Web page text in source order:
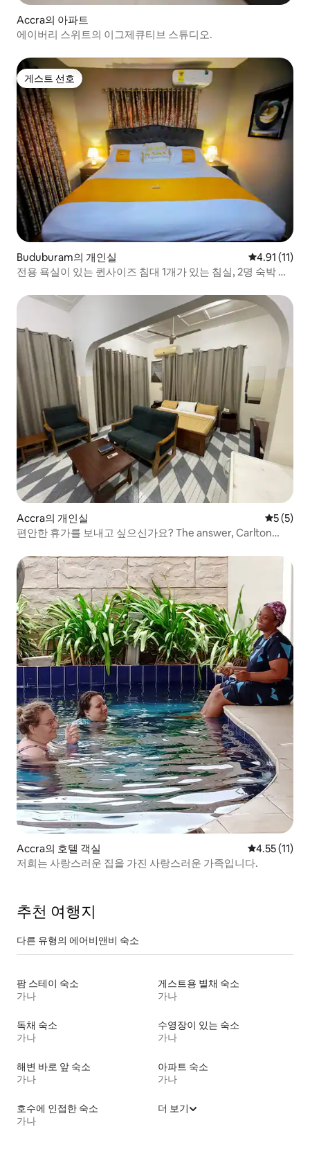
Accra의 아파트
에이버리 스위트의 이그제큐티브 스튜디오.
게스트 선호
게스트 선호
Buduburam의 개인실 평점 4.91점
4.91 (11)
전용 욕실이 있는 퀸사이즈 침대 1개가 있는 침실, 2명 숙박 가
Accra의 개인실 평점 5점
5 (5)
편안한 휴가를 보내고 싶으신가요? The answer, Carlton
Accra의 호텔 객실 평점 4.55점
4.55 (11)
저희는 사랑스러운 집을 가진 사랑스러운 가족입니다.
추천 여행지
다른 유형의 에어비앤비 숙소
팜 스테이 숙소
가나
게스트용 별채 숙소
가나
독채 숙소
가나
수영장이 있는 숙소
가나
해변 바로 앞 숙소
가나
아파트 숙소
가나
호수에 인접한 숙소
가나
더 보기